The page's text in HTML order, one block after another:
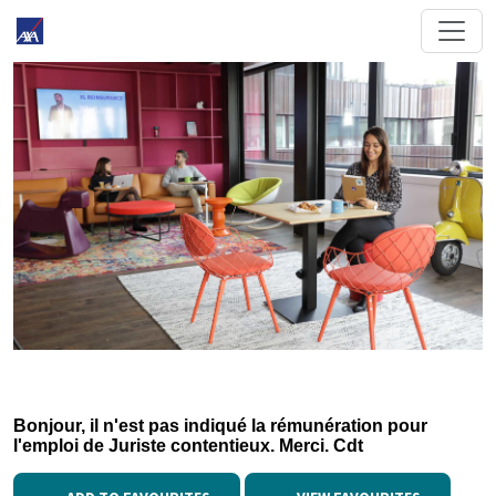
Bonjour, il n'est pas indiqué la rémunération pour
l'emploi de Juriste contentieux. Merci. Cdt